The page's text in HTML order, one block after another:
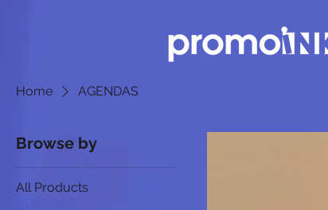
Home AGENDAS
Browse by
All Products